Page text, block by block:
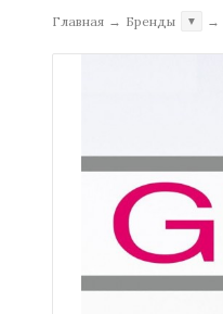
Главная → Бренды ▼ →